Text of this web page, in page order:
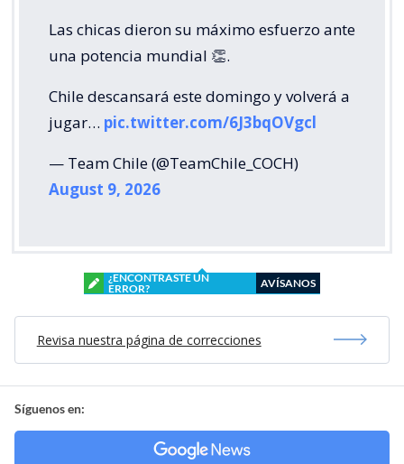
Las chicas dieron su máximo esfuerzo ante
una potencia mundial 👏.
Chile descansará este domingo y volverá a
jugar… pic.twitter.com/6J3bqOVgcl
— Team Chile (@TeamChile_COCH)
August 9, 2026
¿ENCONTRASTE UN
ERROR?
AVÍSANOS
Revisa nuestra página de correcciones
Síguenos en: